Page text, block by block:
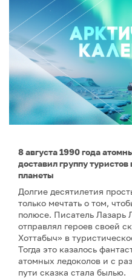
8 августа 1990 года
доставил группу
планеты
Долгие десятилетия
только мечтать о том,
полюсе. Писатель Лазарь
отправлял героев своей
Хоттабыч» в
Тогда это казалось
атомных ледоколов и с
пути сказка стала былью.